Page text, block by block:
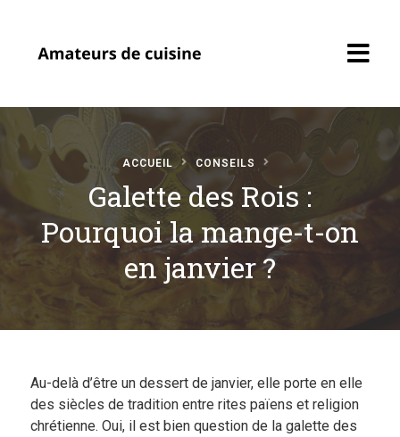
Accueil
Cuisine
Boutique
ACCUEIL CONSEILS
Galette des Rois :
Pourquoi la mange-t-on
en janvier ?
Au-delà d’être un dessert de janvier, elle porte en elle
des siècles de tradition entre rites païens et religion
chrétienne. Oui, il est bien question de la galette des